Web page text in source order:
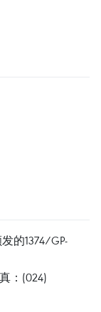
的1374/GP-
：(024)